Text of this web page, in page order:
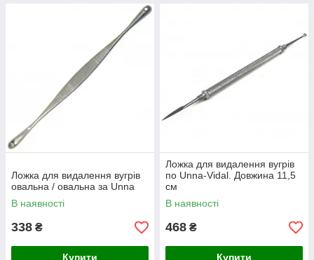
Ложка для видалення вугрів
овальна / овальна за Unna
В наявності
338 ₴
Купити
Ложка для видалення вугрів
по Unna-Vidal. Довжина 11,5
см
В наявності
468 ₴
Купити